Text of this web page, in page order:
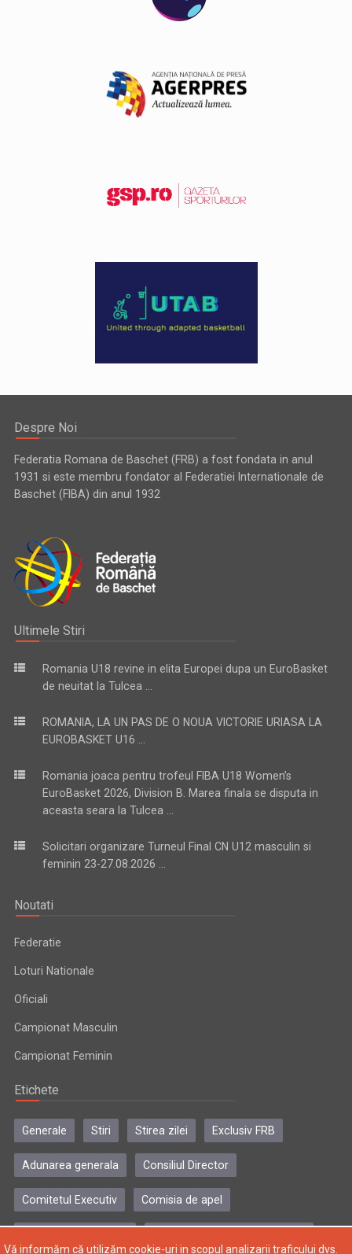
Despre Noi
Federatia Romana de Baschet (FRB) a fost fondata in anul
1931 si este membru fondator al Federatiei Internationale de
Baschet (FIBA) din anul 1932
Ultimele Stiri
Romania U18 revine in elita Europei dupa un EuroBasket
de neuitat la Tulcea ...
ROMANIA, LA UN PAS DE O NOUA VICTORIE URIASA LA
EUROBASKET U16 ...
Romania joaca pentru trofeul FIBA U18 Women’s
EuroBasket 2026, Division B. Marea finala se disputa in
aceasta seara la Tulcea ...
Solicitari organizare Turneul Final CN U12 masculin si
feminin 23-27.08.2026 ...
Noutati
Federatie
Loturi Nationale
Oficiali
Campionat Masculin
Campionat Feminin
Etichete
Generale Stiri Stirea zilei Exclusiv FRB
Adunarea generala Consiliul Director
Comitetul Executiv Comisia de apel
Vă informăm că utilizăm cookie-uri in scopul analizarii traficului dvs.